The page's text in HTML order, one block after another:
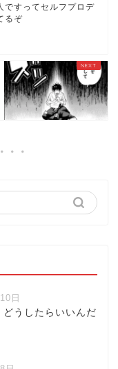
ですってセルフプロデ
るぞ
日
どうしたらいいんだ